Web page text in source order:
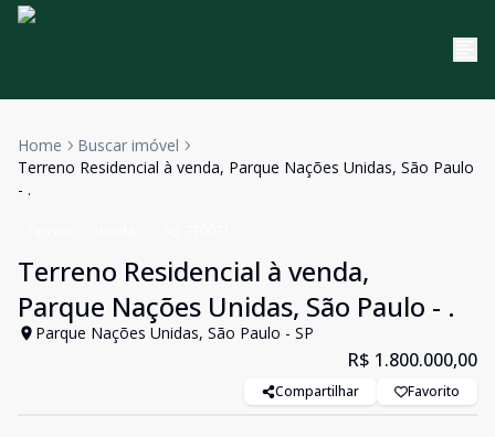
Home
Buscar imóvel
Terreno Residencial à venda, Parque Nações Unidas, São Paulo
- .
Terreno Residencial à venda,
Parque Nações Unidas, São Paulo - .
Parque Nações Unidas, São Paulo - SP
R$ 1.800.000,00
Compartilhar Favorito